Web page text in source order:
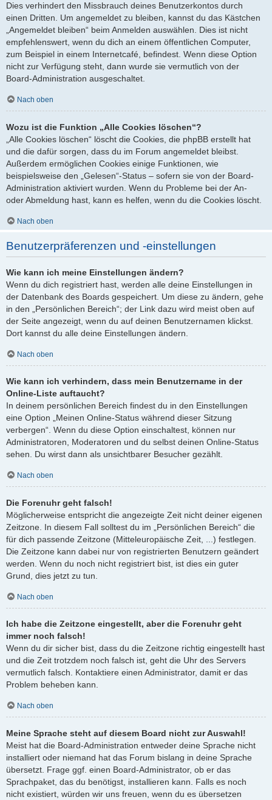
Dies verhindert den Missbrauch deines Benutzerkontos durch
einen Dritten. Um angemeldet zu bleiben, kannst du das Kästchen
„Angemeldet bleiben“ beim Anmelden auswählen. Dies ist nicht
empfehlenswert, wenn du dich an einem öffentlichen Computer,
zum Beispiel in einem Internetcafé, befindest. Wenn diese Option
nicht zur Verfügung steht, dann wurde sie vermutlich von der
Board-Administration ausgeschaltet.
Nach oben
Wozu ist die Funktion „Alle Cookies löschen“?
„Alle Cookies löschen“ löscht die Cookies, die phpBB erstellt hat
und die dafür sorgen, dass du im Forum angemeldet bleibst.
Außerdem ermöglichen Cookies einige Funktionen, wie
beispielsweise den „Gelesen“-Status – sofern sie von der Board-
Administration aktiviert wurden. Wenn du Probleme bei der An-
oder Abmeldung hast, kann es helfen, wenn du die Cookies löscht.
Nach oben
Benutzerpräferenzen und -einstellungen
Wie kann ich meine Einstellungen ändern?
Wenn du dich registriert hast, werden alle deine Einstellungen in
der Datenbank des Boards gespeichert. Um diese zu ändern, gehe
in den „Persönlichen Bereich“; der Link dazu wird meist oben auf
der Seite angezeigt, wenn du auf deinen Benutzernamen klickst.
Dort kannst du alle deine Einstellungen ändern.
Nach oben
Wie kann ich verhindern, dass mein Benutzername in der
Online-Liste auftaucht?
In deinem persönlichen Bereich findest du in den Einstellungen
eine Option „Meinen Online-Status während dieser Sitzung
verbergen“. Wenn du diese Option einschaltest, können nur
Administratoren, Moderatoren und du selbst deinen Online-Status
sehen. Du wirst dann als unsichtbarer Besucher gezählt.
Nach oben
Die Forenuhr geht falsch!
Möglicherweise entspricht die angezeigte Zeit nicht deiner eigenen
Zeitzone. In diesem Fall solltest du im „Persönlichen Bereich“ die
für dich passende Zeitzone (Mitteleuropäische Zeit, ...) festlegen.
Die Zeitzone kann dabei nur von registrierten Benutzern geändert
werden. Wenn du noch nicht registriert bist, ist dies ein guter
Grund, dies jetzt zu tun.
Nach oben
Ich habe die Zeitzone eingestellt, aber die Forenuhr geht
immer noch falsch!
Wenn du dir sicher bist, dass du die Zeitzone richtig eingestellt hast
und die Zeit trotzdem noch falsch ist, geht die Uhr des Servers
vermutlich falsch. Kontaktiere einen Administrator, damit er das
Problem beheben kann.
Nach oben
Meine Sprache steht auf diesem Board nicht zur Auswahl!
Meist hat die Board-Administration entweder deine Sprache nicht
installiert oder niemand hat das Forum bislang in deine Sprache
übersetzt. Frage ggf. einen Board-Administrator, ob er das
Sprachpaket, das du benötigst, installieren kann. Falls es noch
nicht existiert, würden wir uns freuen, wenn du es übersetzen